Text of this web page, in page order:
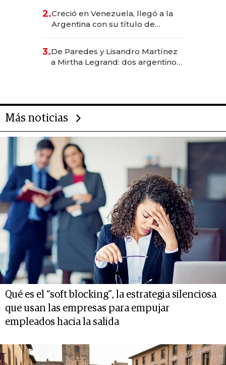
2.Creció en Venezuela, llegó a la
Argentina con su título de
las marcas "fast premium"
3.De Paredes y Lisandro Martínez
a Mirtha Legrand: dos argentinos
Más noticias
Qué es el “soft blocking”, la estrategia silenciosa
que usan las empresas para empujar
empleados hacia la salida